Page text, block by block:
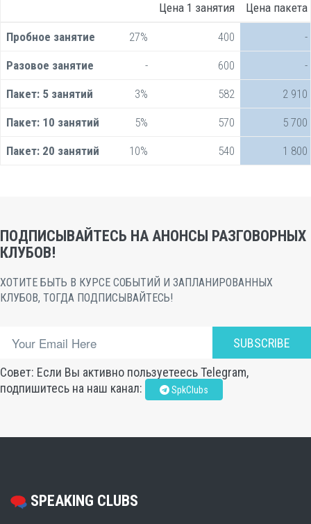
Цена 1 занятия Цена пакета
Пробное занятие 27% 400 -
Разовое занятие - 600 -
Пакет: 5 занятий 3% 582 2 910
Пакет: 10 занятий 5% 570 5 700
Пакет: 20 занятий 10% 540 1 800
ПОДПИСЫВАЙТЕСЬ НА АНОНСЫ РАЗГОВОРНЫХ
КЛУБОВ!
ХОТИТЕ БЫТЬ В КУРСЕ СОБЫТИЙ И ЗАПЛАНИРОВАННЫХ
КЛУБОВ, ТОГДА ПОДПИСЫВАЙТЕСЬ!
SUBSCRIBE
Совет: Если Вы активно пользуетеесь Telegram,
подпишитесь на наш канал:
SpkClubs
SPEAKING CLUBS